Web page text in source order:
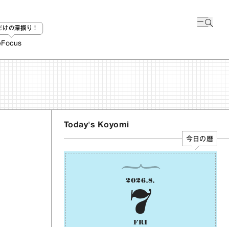
けの深掘り！
Focus
Today's Koyomi
今日の暦
2026.8.
7
FRI